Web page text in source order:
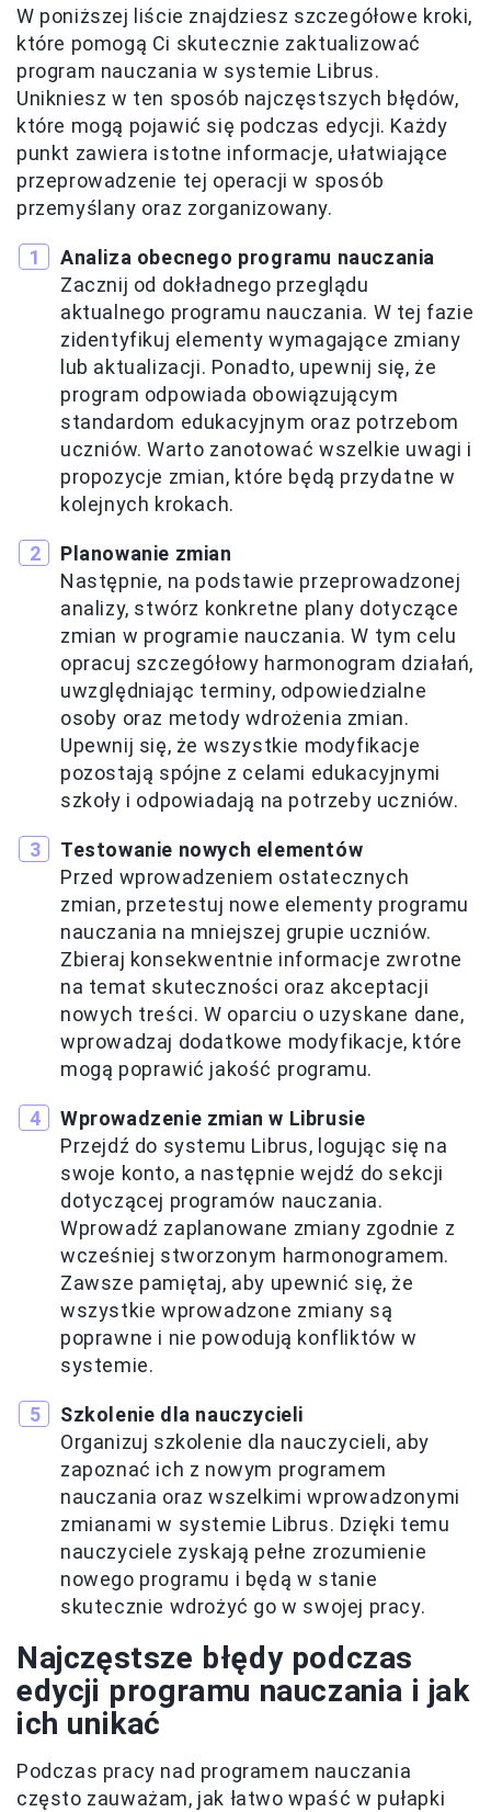
W poniższej liście znajdziesz szczegółowe kroki,
które pomogą Ci skutecznie zaktualizować
program nauczania w systemie Librus.
Unikniesz w ten sposób najczęstszych błędów,
które mogą pojawić się podczas edycji. Każdy
punkt zawiera istotne informacje, ułatwiające
przeprowadzenie tej operacji w sposób
przemyślany oraz zorganizowany.
Analiza obecnego programu nauczania
Zacznij od dokładnego przeglądu
aktualnego programu nauczania. W tej fazie
zidentyfikuj elementy wymagające zmiany
lub aktualizacji. Ponadto, upewnij się, że
program odpowiada obowiązującym
standardom edukacyjnym oraz potrzebom
uczniów. Warto zanotować wszelkie uwagi i
propozycje zmian, które będą przydatne w
kolejnych krokach.
Planowanie zmian
Następnie, na podstawie przeprowadzonej
analizy, stwórz konkretne plany dotyczące
zmian w programie nauczania. W tym celu
opracuj szczegółowy harmonogram działań,
uwzględniając terminy, odpowiedzialne
osoby oraz metody wdrożenia zmian.
Upewnij się, że wszystkie modyfikacje
pozostają spójne z celami edukacyjnymi
szkoły i odpowiadają na potrzeby uczniów.
Testowanie nowych elementów
Przed wprowadzeniem ostatecznych
zmian, przetestuj nowe elementy programu
nauczania na mniejszej grupie uczniów.
Zbieraj konsekwentnie informacje zwrotne
na temat skuteczności oraz akceptacji
nowych treści. W oparciu o uzyskane dane,
wprowadzaj dodatkowe modyfikacje, które
mogą poprawić jakość programu.
Wprowadzenie zmian w Librusie
Przejdź do systemu Librus, logując się na
swoje konto, a następnie wejdź do sekcji
dotyczącej programów nauczania.
Wprowadź zaplanowane zmiany zgodnie z
wcześniej stworzonym harmonogramem.
Zawsze pamiętaj, aby upewnić się, że
wszystkie wprowadzone zmiany są
poprawne i nie powodują konfliktów w
systemie.
Szkolenie dla nauczycieli
Organizuj szkolenie dla nauczycieli, aby
zapoznać ich z nowym programem
nauczania oraz wszelkimi wprowadzonymi
zmianami w systemie Librus. Dzięki temu
nauczyciele zyskają pełne zrozumienie
nowego programu i będą w stanie
skutecznie wdrożyć go w swojej pracy.
Najczęstsze błędy podczas
edycji programu nauczania i jak
ich unikać
Podczas pracy nad programem nauczania
często zauważam, jak łatwo wpaść w pułapki